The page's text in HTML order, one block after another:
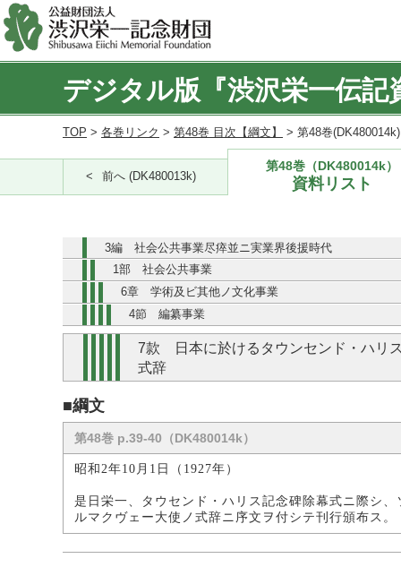
デジタル版『渋沢栄一伝記
TOP > 各巻リンク > 第48巻 目次【綱文】 > 第48巻
前へ (DK480013k)
第48巻（DK480014k）
資料リスト
3編 社会公共事業尽瘁並ニ実業界後援時代
1部 社会公共事業
6章 学術及ビ其他ノ文化事業
4節 編纂事業
7款 日本に於けるタウンセンド・ハリ
式辞
■綱文
第48巻 p.39-40（DK480014k）
昭和2年10月1日（1927年）
是日栄一、タウセンド・ハリス記念碑除幕式ニ際シ
ルマクヴェー大使ノ式辞ニ序文ヲ付シテ刊行頒布ス。